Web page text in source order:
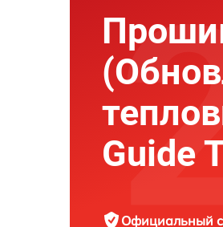
Guide
Официальный